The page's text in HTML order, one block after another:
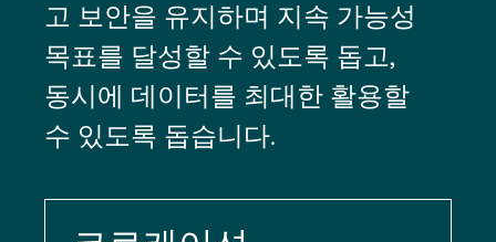
고 보안을 유지하며 지속 가능성
목표를 달성할 수 있도록 돕고,
동시에 데이터를 최대한 활용할
수 있도록 돕습니다.